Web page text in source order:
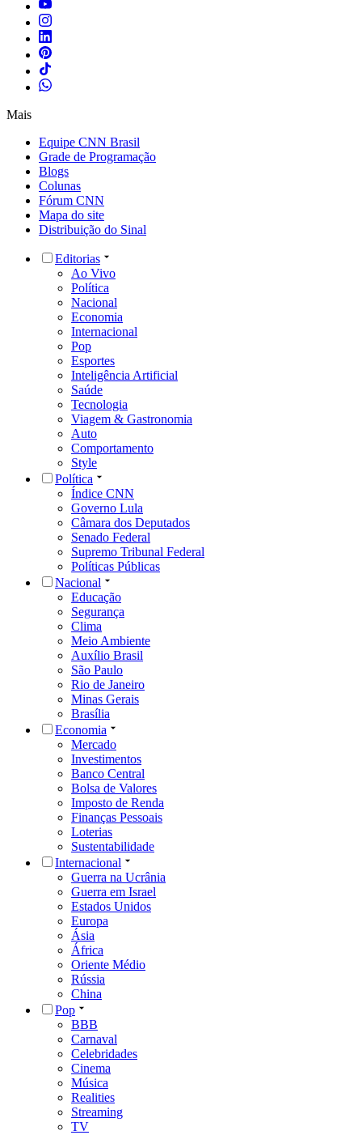
Mais
Equipe CNN Brasil
Grade de Programação
Blogs
Colunas
Fórum CNN
Mapa do site
Distribuição do Sinal
Editorias
Ao Vivo
Política
Nacional
Economia
Internacional
Pop
Esportes
Inteligência Artificial
Saúde
Tecnologia
Viagem & Gastronomia
Auto
Comportamento
Style
Política
Índice CNN
Governo Lula
Câmara dos Deputados
Senado Federal
Supremo Tribunal Federal
Políticas Públicas
Nacional
Educação
Segurança
Clima
Meio Ambiente
Auxílio Brasil
São Paulo
Rio de Janeiro
Minas Gerais
Brasília
Economia
Mercado
Investimentos
Banco Central
Bolsa de Valores
Imposto de Renda
Finanças Pessoais
Loterias
Sustentabilidade
Internacional
Guerra na Ucrânia
Guerra em Israel
Estados Unidos
Europa
Ásia
África
Oriente Médio
Rússia
China
Pop
BBB
Carnaval
Celebridades
Cinema
Música
Realities
Streaming
TV